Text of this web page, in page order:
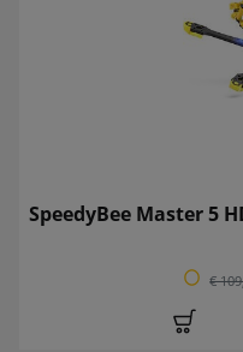
SpeedyBee Master 5
€